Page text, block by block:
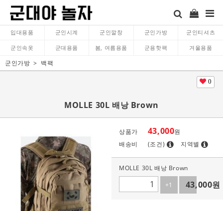
입대용품 군인시계 군인깔창 군인가방 군인티셔츠
군인속옷 군대용품 봄, 여름용품 군용핫팩 겨울용품
군인가방 백팩
0
MOLLE 30L 배낭 Brown
상품가 43,000원
배송비
(조건) 지역별
MOLLE 30L 배낭 Brown
+1
-1
43,000원